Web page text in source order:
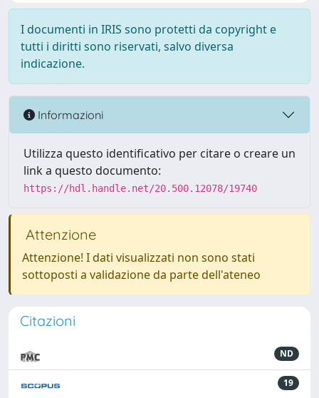
I documenti in IRIS sono protetti da copyright e
tutti i diritti sono riservati, salvo diversa
indicazione.
Informazioni
Utilizza questo identificativo per citare o creare un
link a questo documento:
https://hdl.handle.net/20.500.12078/19740
Attenzione
Attenzione! I dati visualizzati non sono stati
sottoposti a validazione da parte dell'ateneo
Citazioni
ND
19